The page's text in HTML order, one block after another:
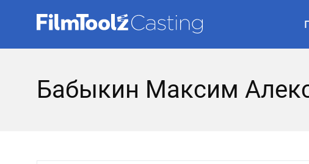
Бабыкин Максим